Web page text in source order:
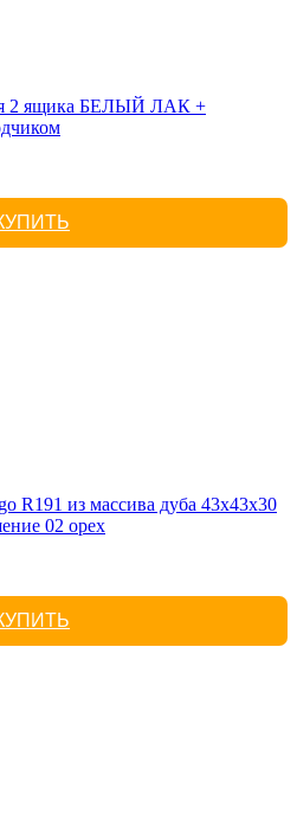
2 ящика БЕЛЫЙ ЛАК +
R191 из массива дуба 43х43х30
02 орех